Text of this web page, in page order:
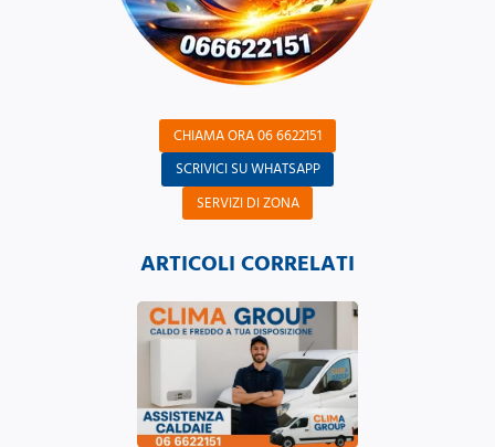
CHIAMA ORA 06 6622151
SCRIVICI SU WHATSAPP
SERVIZI DI ZONA
ARTICOLI CORRELATI